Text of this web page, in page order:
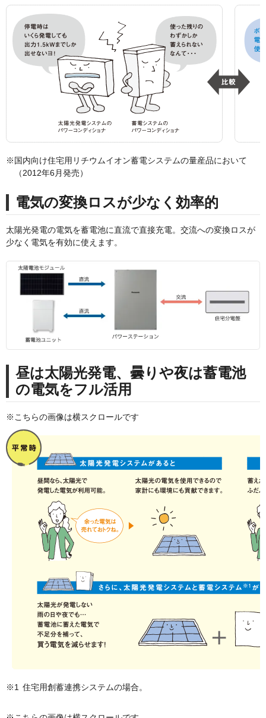
※国内向け住宅用リチウムイオン蓄電システムの量産品において
（2012年6月発売）
電気の変換ロスが少なく効率的
太陽光発電の電気を蓄電池に直流で直接充電。交流への変換ロスが
少なく電気を有効に使えます。
昼は太陽光発電、曇りや夜は蓄電池
の電気をフル活用
※1 住宅用創蓄連携システムの場合。